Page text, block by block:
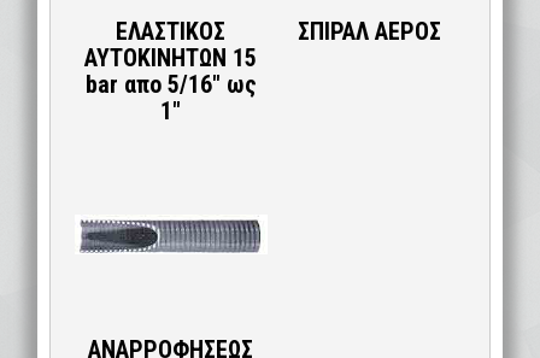
ΕΛΑΣΤΙΚΟΣ
ΑΥΤΟΚΙΝΗΤΩΝ 15
bar απο 5/16″ ως
1″
ΣΠΙΡΑΛ ΑΕΡΟΣ
ΑΝΑΡΡΟΦΗΣΕΩΣ